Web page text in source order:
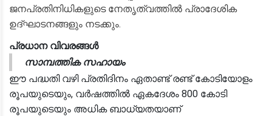
ജനപ്രതിനിധികളുടെ നേതൃത്വത്തിൽ പ്രാദേശിക
ഉദ്ഘാടനങ്ങളും നടക്കും.
പ്രധാന വിവരങ്ങൾ
സാമ്പത്തിക സഹായം
ഈ പദ്ധതി വഴി പ്രതിദിനം ഏതാണ്ട് രണ്ട് കോടിയോളം
രൂപയുടെയും, വർഷത്തിൽ ഏകദേശം 800 കോടി
രൂപയുടെയും അധിക ബാധ്യതയാണ്